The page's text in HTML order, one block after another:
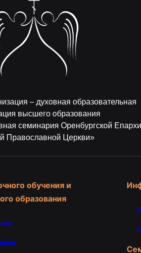
– духовная образовательная
высшего образования
семинария Оренбургской
Православной Церкви»
обучения и
образования